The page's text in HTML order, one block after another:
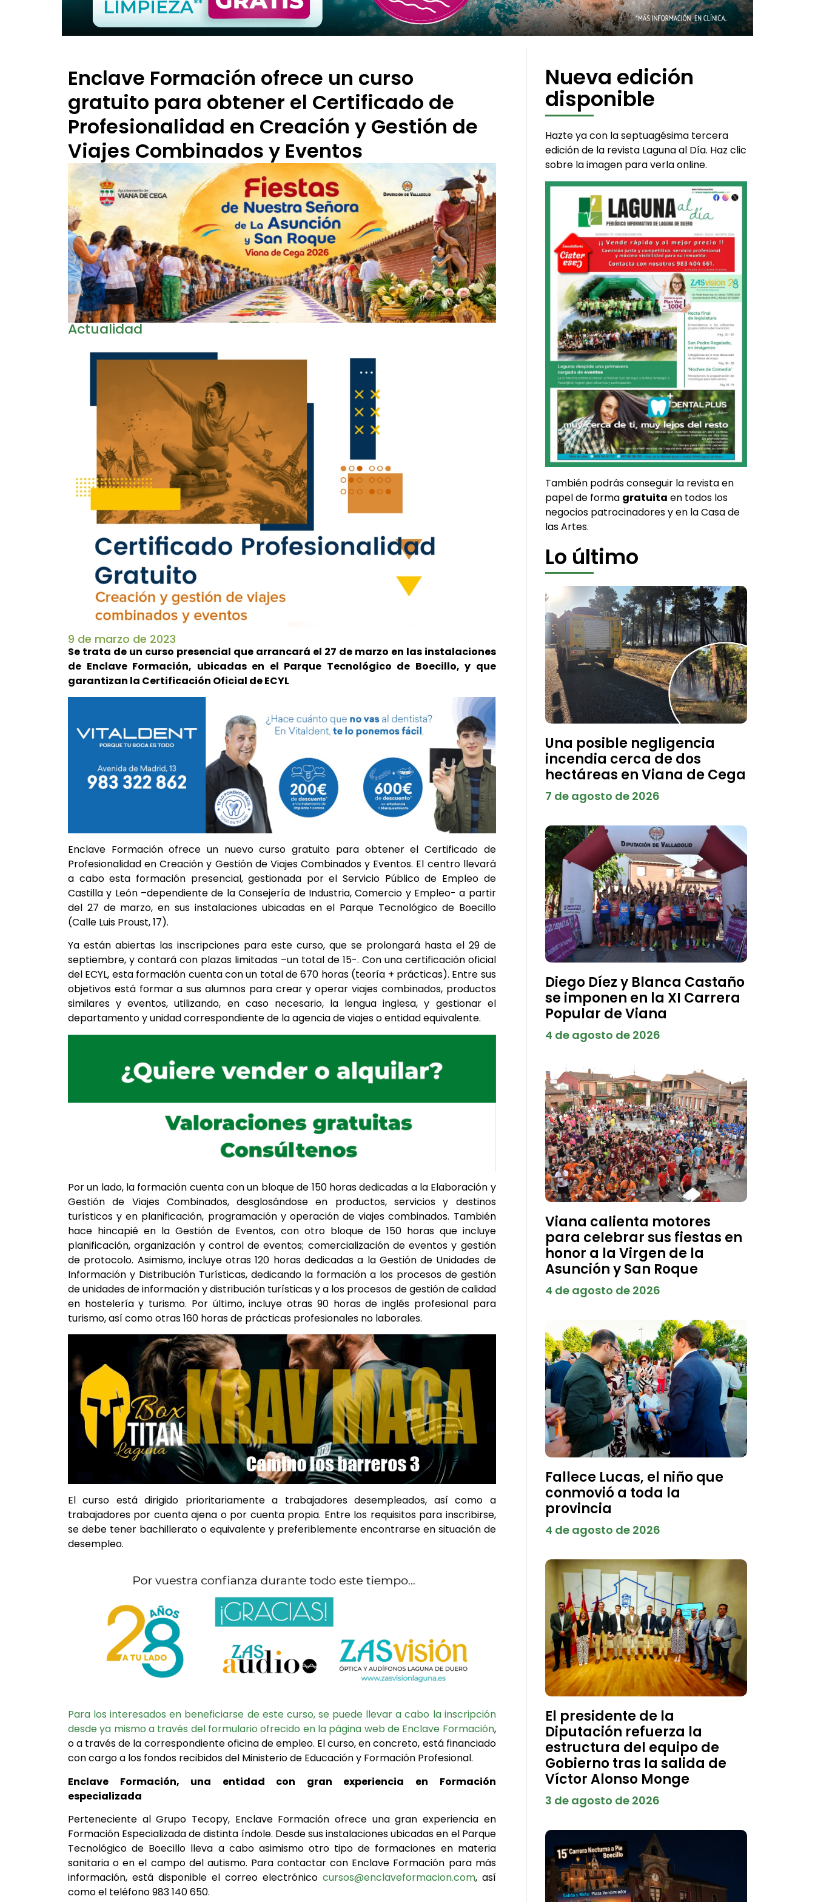
Enclave Formación ofrece un curso
gratuito para obtener el Certificado de
Profesionalidad en Creación y Gestión de
Viajes Combinados y Eventos
Actualidad
9 de marzo de 2023
Se trata de un curso presencial que arrancará el 27 de marzo en las instalaciones
de Enclave Formación, ubicadas en el Parque Tecnológico de Boecillo, y que
garantizan la Certificación Oficial de ECYL
Enclave Formación ofrece un nuevo curso gratuito para obtener el Certificado de
Profesionalidad en Creación y Gestión de Viajes Combinados y Eventos. El centro llevará
a cabo esta formación presencial, gestionada por el Servicio Público de Empleo de
Castilla y León –dependiente de la Consejería de Industria, Comercio y Empleo- a partir
del 27 de marzo, en sus instalaciones ubicadas en el Parque Tecnológico de Boecillo
(Calle Luis Proust, 17).
Ya están abiertas las inscripciones para este curso, que se prolongará hasta el 29 de
septiembre, y contará con plazas limitadas –un total de 15-. Con una certificación oficial
del ECYL, esta formación cuenta con un total de 670 horas (teoría + prácticas). Entre sus
objetivos está formar a sus alumnos para crear y operar viajes combinados, productos
similares y eventos, utilizando, en caso necesario, la lengua inglesa, y gestionar el
departamento y unidad correspondiente de la agencia de viajes o entidad equivalente.
Por un lado, la formación cuenta con un bloque de 150 horas dedicadas a la Elaboración y
Gestión de Viajes Combinados, desglosándose en productos, servicios y destinos
turísticos y en planificación, programación y operación de viajes combinados. También
hace hincapié en la Gestión de Eventos, con otro bloque de 150 horas que incluye
planificación, organización y control de eventos; comercialización de eventos y gestión
de protocolo. Asimismo, incluye otras 120 horas dedicadas a la Gestión de Unidades de
Información y Distribución Turísticas, dedicando la formación a los procesos de gestión
de unidades de información y distribución turísticas y a los procesos de gestión de calidad
en hostelería y turismo. Por último, incluye otras 90 horas de inglés profesional para
turismo, así como otras 160 horas de prácticas profesionales no laborales.
El curso está dirigido prioritariamente a trabajadores desempleados, así como a
trabajadores por cuenta ajena o por cuenta propia. Entre los requisitos para inscribirse,
se debe tener bachillerato o equivalente y preferiblemente encontrarse en situación de
desempleo.
Para los interesados en beneficiarse de este curso, se puede llevar a cabo la inscripción
desde ya mismo a través del formulario ofrecido en la página web de Enclave Formación,
o a través de la correspondiente oficina de empleo. El curso, en concreto, está financiado
con cargo a los fondos recibidos del Ministerio de Educación y Formación Profesional.
Enclave Formación, una entidad con gran experiencia en Formación
especializada
Perteneciente al Grupo Tecopy, Enclave Formación ofrece una gran experiencia en
Formación Especializada de distinta índole. Desde sus instalaciones ubicadas en el Parque
Tecnológico de Boecillo lleva a cabo asimismo otro tipo de formaciones en materia
sanitaria o en el campo del autismo. Para contactar con Enclave Formación para más
información, está disponible el correo electrónico cursos@enclaveformacion.com, así
como el teléfono 983 140 650.
Nueva edición
disponible
Hazte ya con la septuagésima tercera
edición de la revista Laguna al Día. Haz clic
sobre la imagen para verla online.
También podrás conseguir la revista en
papel de forma gratuita en todos los
negocios patrocinadores y en la Casa de
las Artes.
Lo último
Una posible negligencia
incendia cerca de dos
hectáreas en Viana de Cega
7 de agosto de 2026
Diego Díez y Blanca Castaño
se imponen en la XI Carrera
Popular de Viana
4 de agosto de 2026
Viana calienta motores
para celebrar sus fiestas en
honor a la Virgen de la
Asunción y San Roque
4 de agosto de 2026
Fallece Lucas, el niño que
conmovió a toda la
provincia
4 de agosto de 2026
El presidente de la
Diputación refuerza la
estructura del equipo de
Gobierno tras la salida de
Víctor Alonso Monge
3 de agosto de 2026